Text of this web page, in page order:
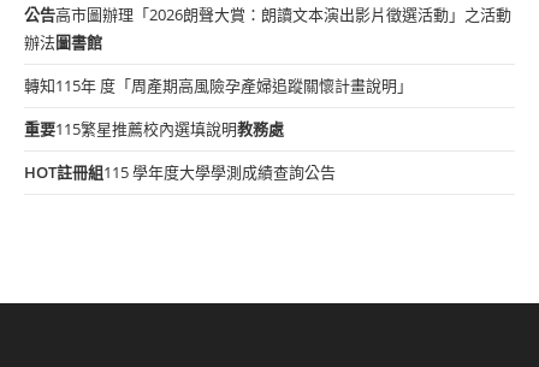
公告高市圖辦理「2026朗聲大賞：朗讀文本演出影片徵選活動」之活動
辦法圖書館
轉知115年 度「周產期高風險孕產婦追蹤關懷計畫說明」
重要115繁星推薦校內選填說明教務處
HOT註冊組115 學年度大學學測成績查詢公告